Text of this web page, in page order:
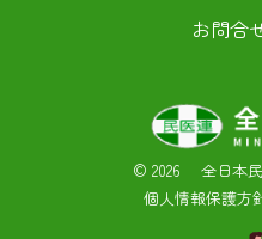
お問合
© 2026 全日本
個人情報保護方